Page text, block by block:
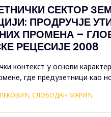
СЕКТОР
ПРОДРУЧЈЕ
ПРОМЕНА –
РЕЦЕСИЈЕ 2008
контекст у основи
где предузетници као
апсорпциону моћ свих
СЛОБОДАН МАРИЋ